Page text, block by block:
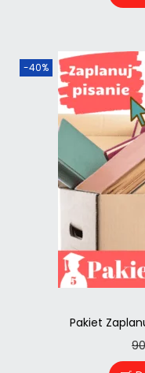
-40%
Pakiet